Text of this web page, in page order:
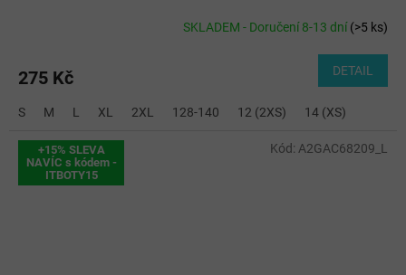
SKLADEM - Doručení 8-13 dní(>5 ks)
275 Kč DETAIL
S M L XL 2XL 128-140 12 (2XS) 14 (XS)
+15% SLEVA
NAVÍC s kódem -
ITBOTY15
Kód: A2GAC68209_L